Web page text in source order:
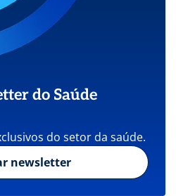
do Saúde
do setor da saúde.
newsletter